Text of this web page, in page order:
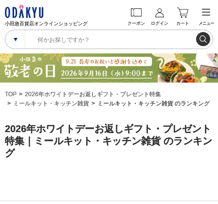
小田急百貨店オンラインショッピング クーポン ログイン カート メニュー
TOP
2026年ホワイトデーお返しギフト・プレゼント特集
ミールキット・キッチン雑貨
ミールキット・キッチン雑貨 のランキング
2026年ホワイトデーお返しギフト・プレゼント
特集｜ミールキット・キッチン雑貨 のランキン
グ